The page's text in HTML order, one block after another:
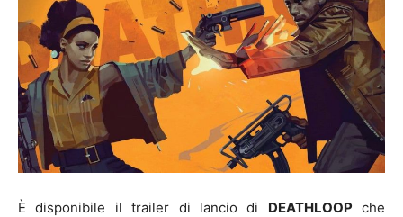
È disponibile il trailer di lancio di DEATHLOOP che